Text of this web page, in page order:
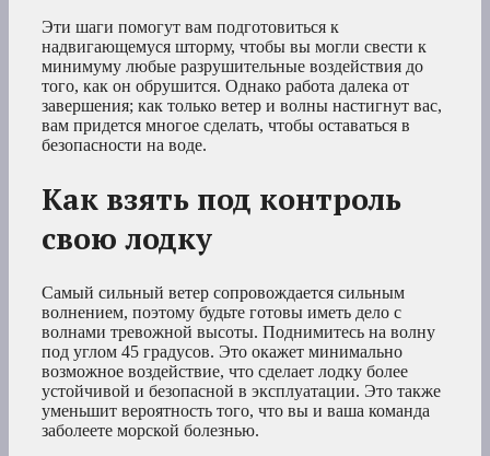
Эти шаги помогут вам подготовиться к
надвигающемуся шторму, чтобы вы могли свести к
минимуму любые разрушительные воздействия до
того, как он обрушится. Однако работа далека от
завершения; как только ветер и волны настигнут вас,
вам придется многое сделать, чтобы оставаться в
безопасности на воде.
Как взять под контроль
свою лодку
Самый сильный ветер сопровождается сильным
волнением, поэтому будьте готовы иметь дело с
волнами тревожной высоты. Поднимитесь на волну
под углом 45 градусов. Это окажет минимально
возможное воздействие, что сделает лодку более
устойчивой и безопасной в эксплуатации. Это также
уменьшит вероятность того, что вы и ваша команда
заболеете морской болезнью.